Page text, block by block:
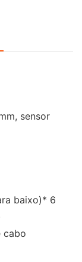
sensor
baixo)* 6
cabo